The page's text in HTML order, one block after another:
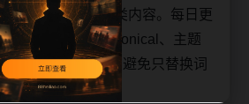
也能继续浏览同类内容。每日更
description、canonical、主题
关键词保持一致，避免只替换词
值。